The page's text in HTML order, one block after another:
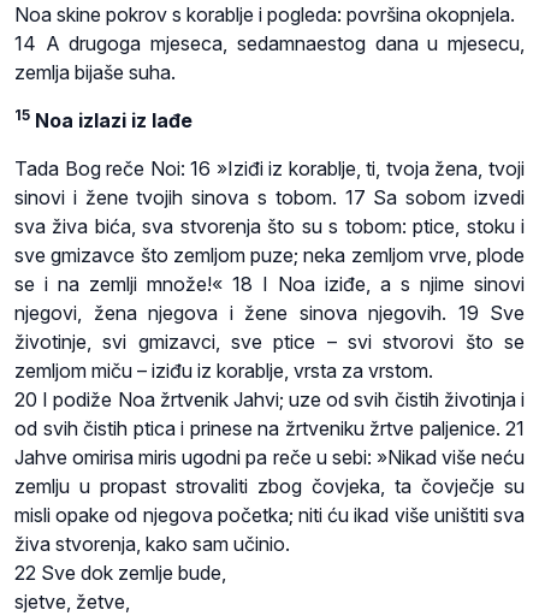
Noa skine pokrov s korablje i pogleda: površina okopnjela.
14 A drugoga mjeseca, sedamnaestog dana u mjesecu,
zemlja bijaše suha.
15 Noa izlazi iz lađe
Tada Bog reče Noi: 16 »Iziđi iz korablje, ti, tvoja žena, tvoji
sinovi i žene tvojih sinova s tobom. 17 Sa sobom izvedi
sva živa bića, sva stvorenja što su s tobom: ptice, stoku i
sve gmizavce što zemljom puze; neka zemljom vrve, plode
se i na zemlji množe!« 18 I Noa iziđe, a s njime sinovi
njegovi, žena njegova i žene sinova njegovih. 19 Sve
životinje, svi gmizavci, sve ptice – svi stvorovi što se
zemljom miču – iziđu iz korablje, vrsta za vrstom.
20 I podiže Noa žrtvenik Jahvi; uze od svih čistih životinja i
od svih čistih ptica i prinese na žrtveniku žrtve paljenice. 21
Jahve omirisa miris ugodni pa reče u sebi: »Nikad više neću
zemlju u propast strovaliti zbog čovjeka, ta čovječje su
misli opake od njegova početka; niti ću ikad više uništiti sva
živa stvorenja, kako sam učinio.
22 Sve dok zemlje bude,
sjetve, žetve,